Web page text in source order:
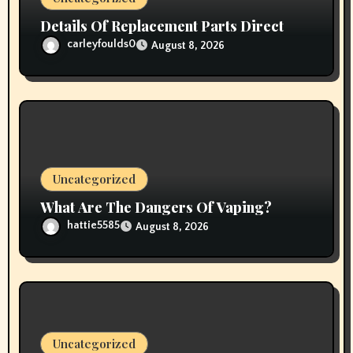
Details Of Replacement Parts Direct
carleyfoulds0 August 8, 2026
Uncategorized
What Are The Dangers Of Vaping?
hattie5585 August 8, 2026
Uncategorized